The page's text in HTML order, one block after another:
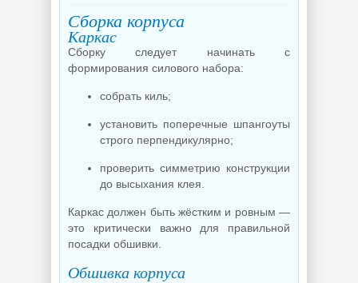
Сборка корпуса
Каркас
Сборку следует начинать с
формирования силового набора:
собрать киль;
установить поперечные шпангоуты
строго перпендикулярно;
проверить симметрию конструкции
до высыхания клея.
Каркас должен быть жёстким и ровным —
это критически важно для правильной
посадки обшивки.
Обшивка корпуса